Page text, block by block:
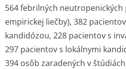
564 febrilných neutropenických
empirickej liečby), 382
kandidózou, 228 pacientov s
297 pacientov s lokálnymi
394 osôb zaradených v